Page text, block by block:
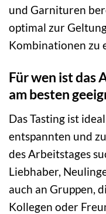
und Garnituren
optimal zur
Kombinationen zu
Für wen ist das
am besten
Das Tasting ist
entspannten und
des Arbeitstages
Liebhaber,
auch an Gruppen,
Kollegen oder